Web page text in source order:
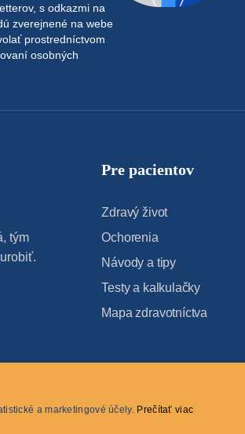
s odkazmi na
zverejnené na webe
prostredníctvom
osobných
tým
Pre pacientov
Zdravý život
Ochorenia
Návody a tipy
Testy a kalkulačky
Mapa zdravotníctva
a marketingové účely. Prečítať viac